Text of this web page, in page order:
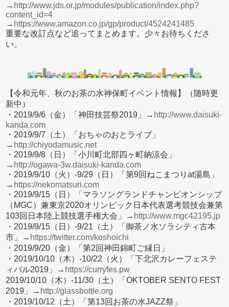
→ http://www.jds.or.jp/modules/publication/index.php?
content_id=4
→ https://www.amazon.co.jp/gp/product/4524241485
重要な改訂点など追ってまとめます。少々お待ちくださ
い。
【令和元年、秋のお茶の水神保町イベント情報】（随時更
新中）
・2019/9/6（金）「神田技芸祭2019」→ http://www.daisuki-
kanda.com
・2019/9/7（土）「おちゃのおとライブ」
→ http://chiyodamusic.net
・2019/9/8（日）「小川町北部四ヶ町納涼会」
→ http://ogawa-3w.daisuki-kanda.com
・2019/9/10（火）-9/29（日）「第9回ねこまつりat湯島」
→ https://nekomatsuri.com
・2019/9/15（日）「マラソングランドチャンピオンシップ
（MGC）兼東京2020オリンピック日本代表選考競技会兼第
103回日本陸上競技選手権大会」→ http://www.mgc42195.jp
・2019/9/15（日）-9/21（土）「御茶ノ水ソラシティ古本
市」→ https://twitter.com/koshoichi
・2019/9/20（金）「第2回神田錦町ご縁日」
・2019/10/10（木）-10/22（火）「下北沢カレーフェステ
ィバル2019」→ https://curryfes.pw
2019/10/10（木）-11/30（土）「OKTOBER SENTO FEST
2019」→ http://glassbottle.org
・2019/10/12（土）「第13回お茶の水JAZZ祭」